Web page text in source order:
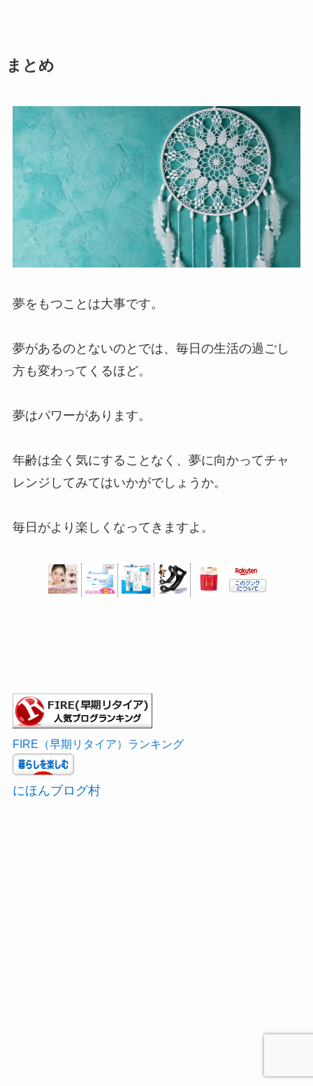
まとめ
夢をもつことは大事です。
夢があるのとないのとでは、毎日の生活の過ごし
方も変わってくるほど。
夢はパワーがあります。
年齢は全く気にすることなく、夢に向かってチャ
レンジしてみてはいかがでしょうか。
毎日がより楽しくなってきますよ。
FIRE（早期リタイア）ランキング
にほんブログ村